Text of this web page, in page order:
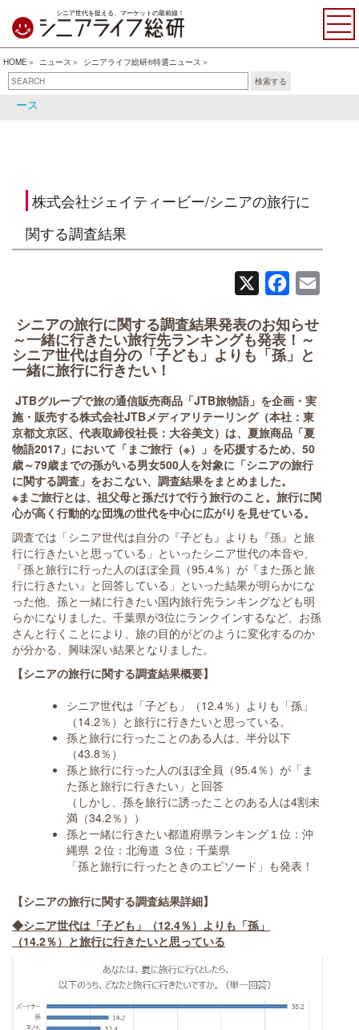
シニア世代を捉える、マーケットの最前線！
HOME ニュース
シニアライフ総研®特選ニュース
検索する
シニアライフ総研®特選ニュ
ース
シニア関連ニュース
株式会社ジェイティービー/シニアの旅行に
関する調査結果
Facebook
シニアの旅行に関する調査結果発表のお知らせ
～一緒に行きたい旅行先ランキングも発表！～
シニア世代は自分の「子ども」よりも「孫」と
一緒に旅行に行きたい！
JTBグループで旅の通信販売商品「JTB旅物語」を企画・実
施・販売する株式会社JTBメディアリテーリング（本社：東
京都文京区、代表取締役社長：大谷美文）は、夏旅商品「夏
物語2017」において「まご旅行（※）」を応援するため、50
歳～79歳までの孫がいる男女500人を対象に「シニアの旅行
に関する調査」をおこない、調査結果をまとめました。
※まご旅行とは、祖父母と孫だけで行う旅行のこと。旅行に関
心が高く行動的な団塊の世代を中心に広がりを見せている。
調査では「シニア世代は自分の『子ども』よりも『孫』と旅
行に行きたいと思っている」といったシニア世代の本音や、
「孫と旅行に行った人のほぼ全員（95.4％）が『また孫と旅
行に行きたい』と回答している」といった結果が明らかにな
った他、孫と一緒に行きたい国内旅行先ランキングなども明
らかになりました。千葉県が3位にランクインするなど、お孫
さんと行くことにより、旅の目的がどのように変化するのか
が分かる、興味深い結果となりました。
【シニアの旅行に関する調査結果概要】
シニア世代は「子ども」（12.4％）よりも「孫」
（14.2％）と旅行に行きたいと思っている。
孫と旅行に行ったことのある人は、半分以下
（43.8％）
孫と旅行に行った人のほぼ全員（95.4％）が「ま
た孫と旅行に行きたい」と回答
（しかし、孫を旅行に誘ったことのある人は4割未
満（34.2％））
孫と一緒に行きたい都道府県ランキング１位：沖
縄県 ２位：北海道 ３位：千葉県
「孫と旅行に行ったときのエピソード」も発表！
【シニアの旅行に関する調査結果詳細】
◆シニア世代は「子ども」（12.4％）よりも「孫」
（14.2％）と旅行に行きたいと思っている